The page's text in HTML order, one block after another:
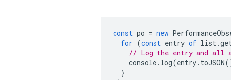
const po = new
for (const entry of list.
// Log the entry and all
console. log(entry. toJSON
}